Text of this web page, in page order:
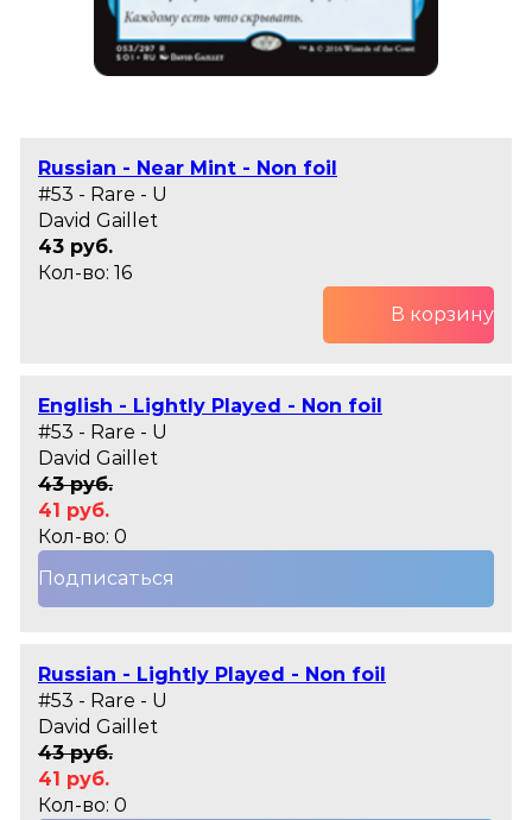
Russian - Near Mint - Non foil
#53 - Rare - U
David Gaillet
43 руб.
Кол-во: 16
В корзину
English - Lightly Played - Non foil
#53 - Rare - U
David Gaillet
43 руб.
41 руб.
Кол-во: 0
Подписаться
Russian - Lightly Played - Non foil
#53 - Rare - U
David Gaillet
43 руб.
41 руб.
Кол-во: 0